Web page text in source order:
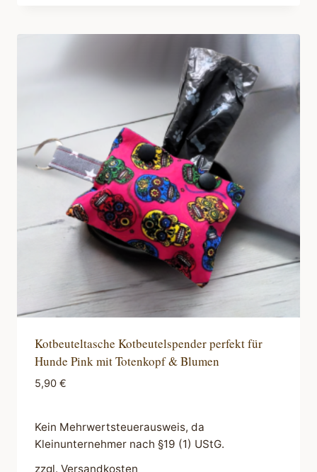
Kotbeuteltasche Kotbeutelspender perfekt für
Hunde Pink mit Totenkopf & Blumen
5,90 €
Kein Mehrwertsteuerausweis, da
Kleinunternehmer nach §19 (1) UStG.
zzgl. Versandkosten